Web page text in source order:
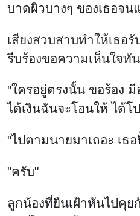
บาดผิวบางๆ ของเธอจน
เสียงสวบสาบทำให้เธอ
รีบร้องขอความเห็นใจทั
"ใครอยู่ตรงนั้น ขอร้อง
ได้เงินฉันจะโอนให้ ได้โ
"ไปตามนายมาเถอะ เธ
"ครับ"
ลูกน้องที่ยืนเฝ้าหันไปคุ